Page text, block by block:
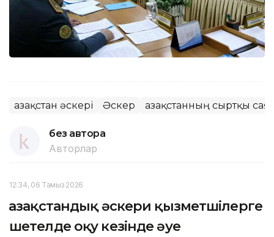
Қазақстан әскері Әскер Қазақстанның сыртқы
без автора
Авторлар
12:34, 06 Тамыз 2026
Қазақстандық әскери қызметшілерге
шетелде оқу кезінде әуе